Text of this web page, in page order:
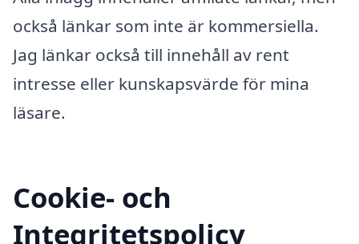
också länkar som inte är kommersiella.
Jag länkar också till innehåll av rent
intresse eller kunskapsvärde för mina
läsare.
Cookie- och
Integritetspolicy